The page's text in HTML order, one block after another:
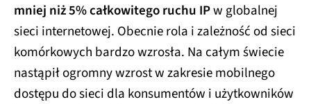
mniej niż 5% całkowitego ruchu IPw globalnej
sieci internetowej. Obecnie rola i zależność od sieci
komórkowych bardzo wzrosła. Na całym świecie
nastąpił ogromny wzrost w zakresie mobilnego
dostępu do sieci dla konsumentów i użytkowników